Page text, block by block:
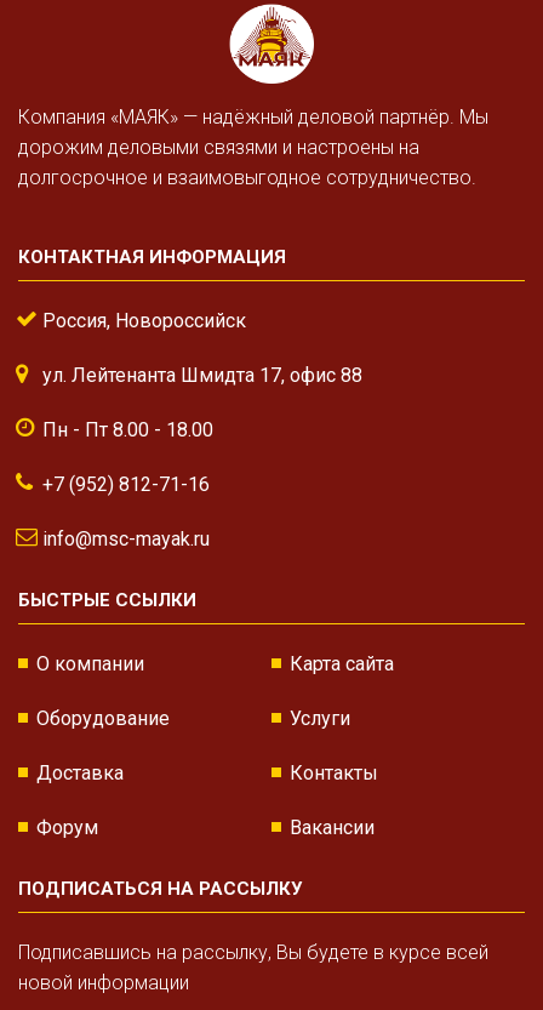
Компания «МАЯК» — надёжный деловой партнёр. Мы
дорожим деловыми связями и настроены на
долгосрочное и взаимовыгодное сотрудничество.
КОНТАКТНАЯ ИНФОРМАЦИЯ
Россия, Новороссийск
ул. Лейтенанта Шмидта 17, офис 88
Пн - Пт 8.00 - 18.00
+7 (952) 812-71-16
info@msc-mayak.ru
БЫСТРЫЕ ССЫЛКИ
О компании Карта сайта
Оборудование Услуги
Доставка Контакты
Форум Вакансии
ПОДПИСАТЬСЯ НА РАССЫЛКУ
Подписавшись на рассылку, Вы будете в курсе всей
новой информации